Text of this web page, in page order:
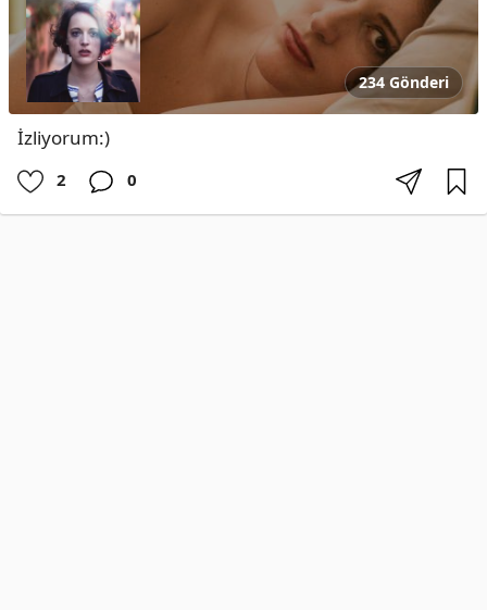
234 Gönderi
İzliyorum:)
2 0